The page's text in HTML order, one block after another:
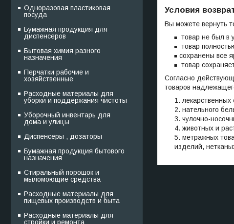
Условия
Вы можете вернуть
товар не был в
товар
сохранены все
товар
Согласно
товаров
нательного
чулочно-
животных и
метражных
изделий,
Одноразовая пластиковая
посуда
Бумажная продукция для
диспенсеров
Бытовая химия разного
назначения
Перчатки рабочие и
хозяйственные
Расходные материалы для
уборки и поддержания чистоты
Уборочный инвентарь для
дома и улицы
Диспенсеры , дозаторы
Бумажная продукция бытового
назначения
Стиральный порошок и
мыломоющие средства
Расходные материалы для
пищевых производств и быта
Расходные материалы для
стройки и ремонта